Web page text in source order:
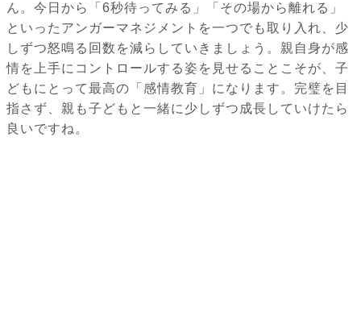
ん。今日から「6秒待ってみる」「その場から離れる」
といったアンガーマネジメントを一つでも取り入れ、少
しずつ怒鳴る回数を減らしていきましょう。親自身が感
情を上手にコントロールする姿を見せることこそが、子
どもにとって最高の「感情教育」になります。完璧を目
指さず、親も子どもと一緒に少しずつ成長していけたら
良いですね。